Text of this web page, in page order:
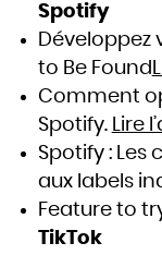
Spotify
to Be Found
Comment
Spotify.
Lire
Spotify : Les
aux labels
Feature to
TikTok